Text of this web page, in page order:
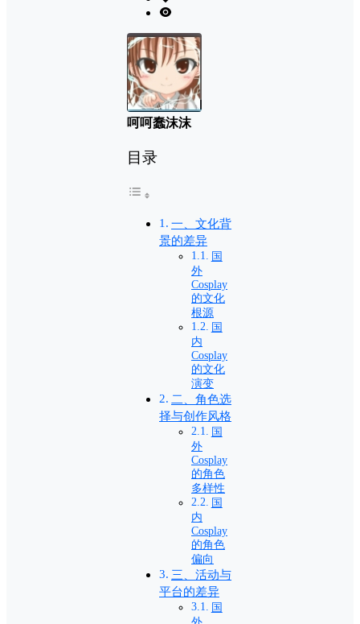
呵呵蠢沫沫
目录
一、文化背
景的差异
国
外
Cosplay
的文化
根源
国
内
Cosplay
的文化
演变
二、角色选
择与创作风格
国
外
Cosplay
的角色
多样性
国
内
Cosplay
的角色
偏向
三、活动与
平台的差异
国